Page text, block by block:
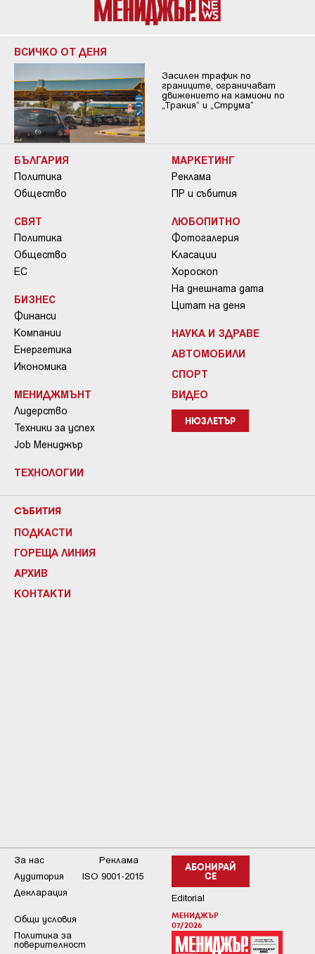
ВСИЧКО ОТ ДЕНЯ
Засилен трафик по
границите, ограничават
движението на камиони по
„Тракия“ и „Струма“
БЪЛГАРИЯ
Политика
Общество
СВЯТ
Политика
Общество
ЕС
БИЗНЕС
Финанси
Компании
Енергетика
Икономика
МЕНИДЖМЪНТ
Лидерство
Техники за успех
Job Мениджър
ТЕХНОЛОГИИ
МАРКЕТИНГ
Реклама
ПР и събития
ЛЮБОПИТНО
Фотогалерия
Класации
Хороскоп
На днешната дата
Цитат на деня
НАУКА И ЗДРАВЕ
АВТОМОБИЛИ
СПОРТ
ВИДЕО
НЮЗЛЕТЪР
СЪБИТИЯ
ПОДКАСТИ
ГОРЕЩА ЛИНИЯ
АРХИВ
КОНТАКТИ
АБОНИРАЙ
СЕ
Editorial
МЕНИДЖЪР
07/2026
За нас
Реклама
Аудитория
ISO 9001-2015
Декларация
Общи условия
Пoлитикa зa
пoвepитeлнocт